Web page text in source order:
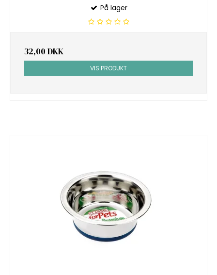
På lager
32,00 DKK
VIS PRODUKT